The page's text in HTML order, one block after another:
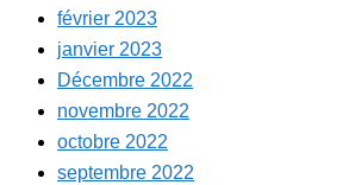
février 2023
janvier 2023
Décembre 2022
novembre 2022
octobre 2022
septembre 2022